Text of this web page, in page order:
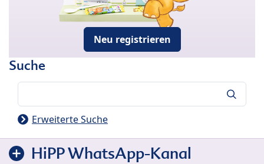
Neu registrieren
Suche
Erweiterte Suche
HiPP WhatsApp-Kanal